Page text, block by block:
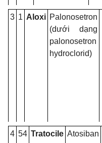
3 1 Aloxi Palonosetron
(dưới dạng
palonosetron
hydroclorid)
4 54 Tratocile Atosiban